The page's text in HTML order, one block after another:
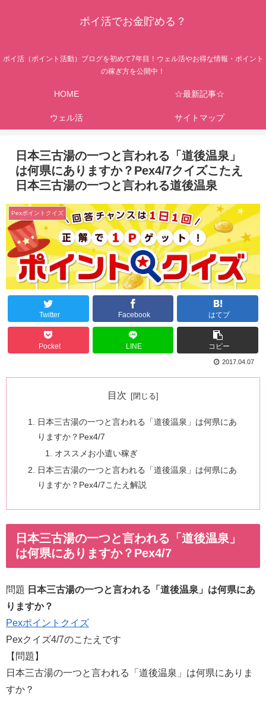
ポイ活でお金貯める？
ポイ活（ポイント活動）ブログを初めて7年目！ウェル活やお得な情報・ポイント
の稼ぎ方を公開中！
HOME ☆最新記事☆
ウェル活 サイトマップ
日本三古湯の一つと言われる「道後温泉」
は何県にありますか？Pex4/7クイズこたえ
日本三古湯の一つと言われる道後温泉
Pexポイントクイズ
Twitter Facebook はてブ
Pocket LINE コピー
2017.04.07
目次
日本三古湯の一つと言われる「道後温泉」は何県にあ
りますか？Pex4/7
オススメお小遣い稼ぎ
日本三古湯の一つと言われる「道後温泉」は何県にあ
りますか？Pex4/7こたえ解説
日本三古湯の一つと言われる「道後温泉」
は何県にありますか？Pex4/7
問題 日本三古湯の一つと言われる「道後温泉」は何県にあ
りますか？
Pexポイントクイズ
Pexクイズ4/7のこたえです
【問題】
日本三古湯の一つと言われる「道後温泉」は何県にありま
すか？